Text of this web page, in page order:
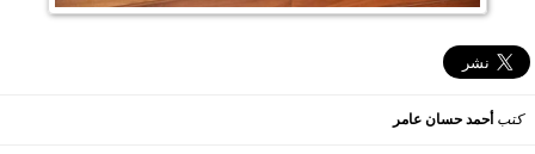
كتبأحمد حسان عامر